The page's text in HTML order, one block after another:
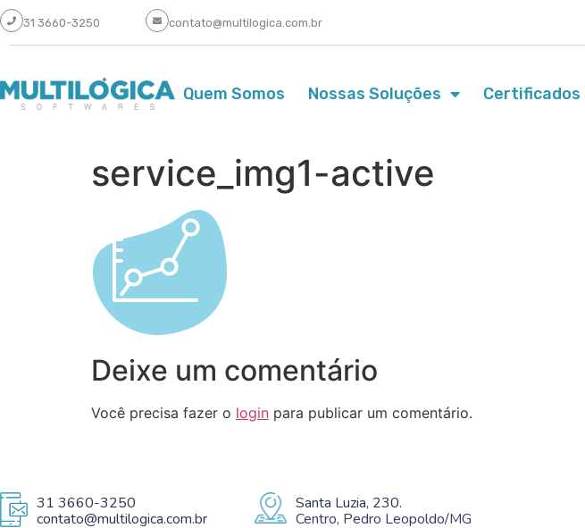
31 3660-3250 contato@multilogica.com.br
Quem Somos Nossas Soluções Certificados
service_img1-active
Deixe um comentário
Você precisa fazer o login para publicar um comentário.
31 3660-3250
contato@multilogica.com.br
Santa Luzia, 230.
Centro, Pedro Leopoldo/MG